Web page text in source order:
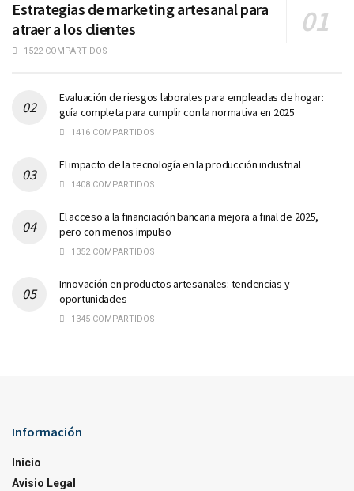
Estrategias de marketing artesanal para
atraer a los clientes
1522 COMPARTIDOS
Evaluación de riesgos laborales para empleadas de hogar:
guía completa para cumplir con la normativa en 2025
1416 COMPARTIDOS
El impacto de la tecnología en la producción industrial
1408 COMPARTIDOS
El acceso a la financiación bancaria mejora a final de 2025,
pero con menos impulso
1352 COMPARTIDOS
Innovación en productos artesanales: tendencias y
oportunidades
1345 COMPARTIDOS
Información
Inicio
Avisio Legal